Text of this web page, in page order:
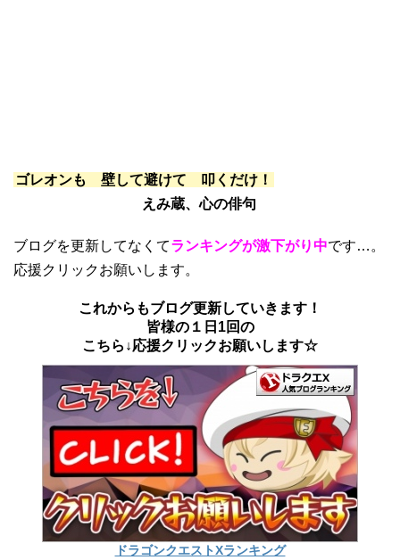
ゴレオンも 壁して避けて 叩くだけ！
えみ蔵、心の俳句
ブログを更新してなくてランキングが激下がり中です…。
応援クリックお願いします。
これからもブログ更新していきます！
皆様の１日1回の
こちら↓応援クリックお願いします☆
ドラゴンクエストXランキング